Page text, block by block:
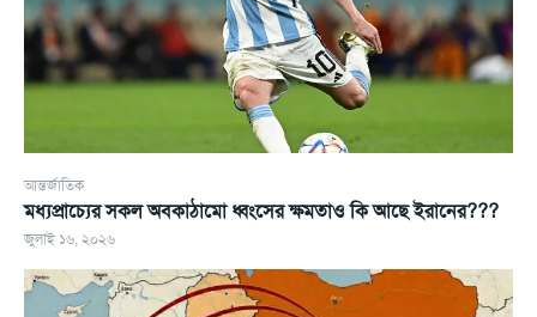
আন্তর্জাতিক
মধ্যপ্রাচ্যের সকল অবকাঠামো ধ্বংসের ক্ষমতাও কি আছে ইরানের???
জুলাই ১৬, ২০২৬